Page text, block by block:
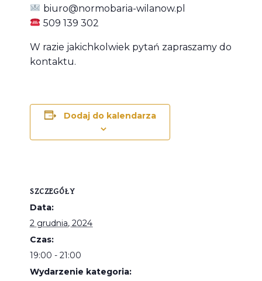
biuro@normobaria-wilanow.pl
509 139 302
W razie jakichkolwiek pytań zapraszamy do
kontaktu.
Dodaj do kalendarza
SZCZEGÓŁY
Data:
2 grudnia, 2024
Czas:
19:00 - 21:00
Wydarzenie kategoria: